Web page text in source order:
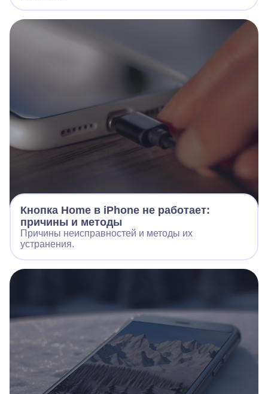
Кнопка Home в iPhone не работает:
причины и методы
Причины неисправностей и методы их
устранения.